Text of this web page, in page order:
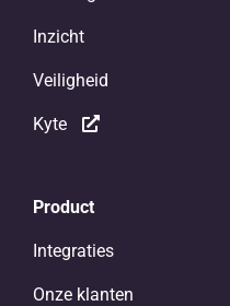
Inzicht
Veiligheid
Kyte
Product
Integraties
Onze klanten